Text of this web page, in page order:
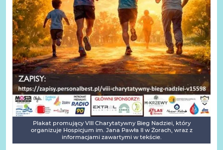
Plakat promujący VIII Charytatywny Bieg Nadziei, który
organizuje Hospicjum im. Jana Pawła II w Żorach, wraz z
informacjami zawartymi w tekście.